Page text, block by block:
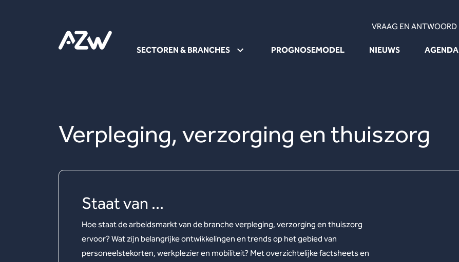
SECTOREN & BRANCHES PROGNOSEMODEL NIEUWS AGENDA
VRAAG EN ANTWOORD
Verpleging, verzorging en thuiszorg
Staat van ...
Hoe staat de arbeidsmarkt van de branche verpleging, verzorging en thuiszorg
ervoor? Wat zijn belangrijke ontwikkelingen en trends op het gebied van
personeelstekorten, werkplezier en mobiliteit? Met overzichtelijke factsheets en